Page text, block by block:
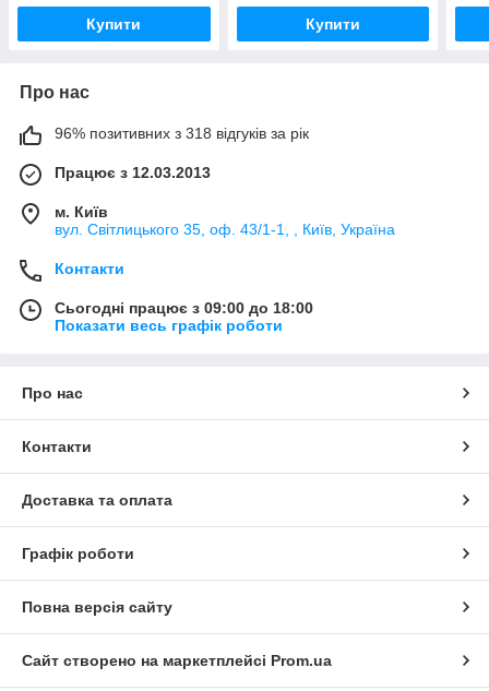
Купити Купити
Про нас
96% позитивних з 318 відгуків за рік
Працює з 12.03.2013
м. Київ
вул. Світлицького 35, оф. 43/1-1, , Київ, Україна
Контакти
Сьогодні працює з 09:00 до 18:00
Показати весь графік роботи
Про нас
Контакти
Доставка та оплата
Графік роботи
Повна версія сайту
Сайт створено на маркетплейсі Prom.ua